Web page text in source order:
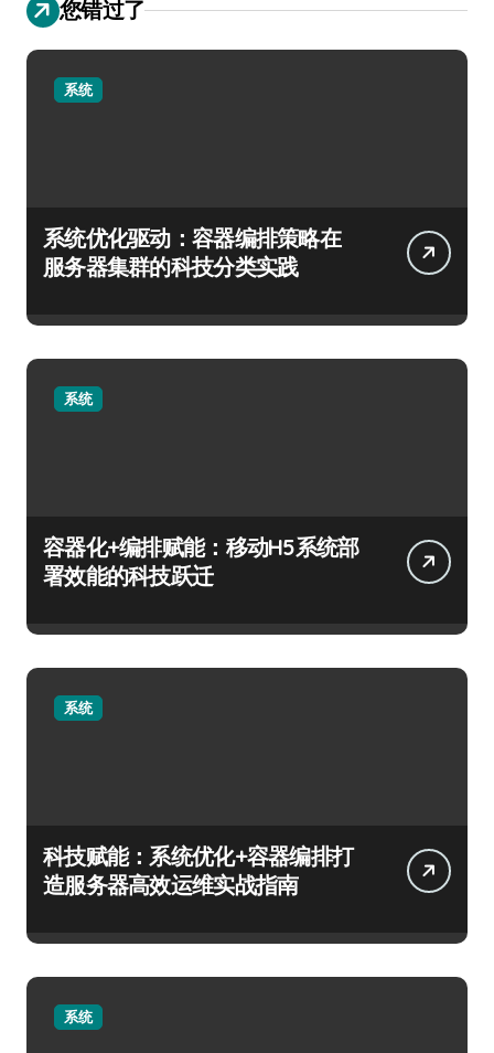
您错过了
系统
系统优化驱动：容器编排策略在
服务器集群的科技分类实践
系统
容器化+编排赋能：移动H5系统部
署效能的科技跃迁
系统
科技赋能：系统优化+容器编排打
造服务器高效运维实战指南
系统